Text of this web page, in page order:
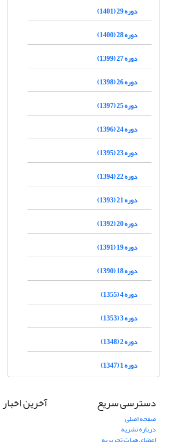
دوره 29 (1401)
دوره 28 (1400)
دوره 27 (1399)
دوره 26 (1398)
دوره 25 (1397)
دوره 24 (1396)
دوره 23 (1395)
دوره 22 (1394)
دوره 21 (1393)
دوره 20 (1392)
دوره 19 (1391)
دوره 18 (1390)
دوره 4 (1355)
دوره 3 (1353)
دوره 2 (1348)
دوره 1 (1347)
دسترسی سریع
صفحه اصلی
درباره نشریه
آخرین اخبار